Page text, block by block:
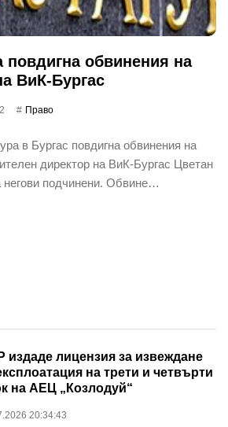
повдигна обвинения на
ВиК-Бургас
Право
в Бургас повдигна обвинения на
директор на ВиК-Бургас Цветан
подчинени. Обвине…
издаде лицензия за извеждане
на трети и четвърти
на АЕЦ „Козлодуй“
20:34:43